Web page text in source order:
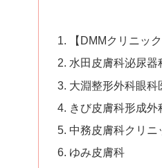
【DMMクリニッ
水田皮膚科泌尿器
大淵整形外科眼科
きび皮膚科形成外
中務皮膚科クリニ
ゆみ皮膚科